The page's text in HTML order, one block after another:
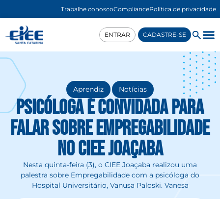
Trabalhe conoscoCompliancePolítica de privacidade
ENTRAR CADASTRE-SE
Aprendiz , Notícias
Psicóloga é convidada para
falar sobre Empregabilidade
no CIEE Joaçaba
Nesta quinta-feira (3), o CIEE Joaçaba realizou uma
palestra sobre Empregabilidade com a psicóloga do
Hospital Universitário, Vanusa Paloski. Vanesa